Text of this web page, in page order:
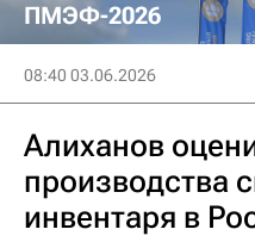
ПМЭФ-2026
08:40 03.06.2026
Алиханов
производства
инвентаря в